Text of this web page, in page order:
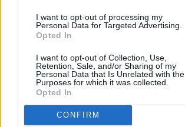
I want to opt-out of processing my
Personal Data for Targeted Advertising.
Opted In
I want to opt-out of Collection, Use,
Retention, Sale, and/or Sharing of my
Personal Data that Is Unrelated with the
Purposes for which it was collected.
Opted In
CONFIRM